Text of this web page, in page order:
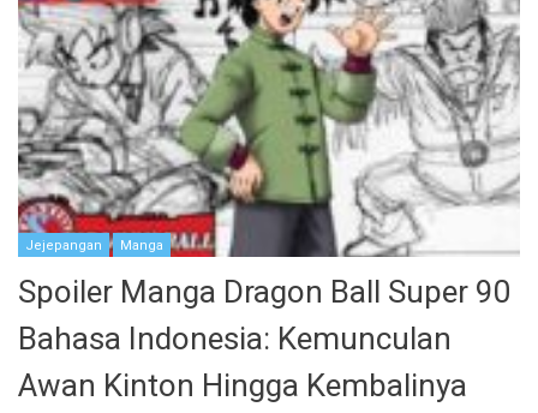
Jejepangan Manga
Spoiler Manga Dragon Ball Super 90
Bahasa Indonesia: Kemunculan
Awan Kinton Hingga Kembalinya